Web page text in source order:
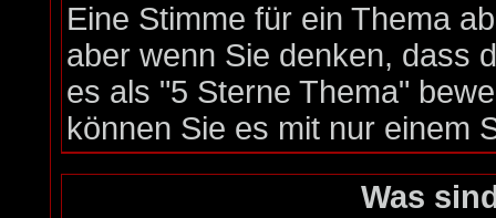
Eine Stimme für ein Thema
aber wenn Sie denken, dass
es als "5 Sterne Thema"
können Sie es mit nur einem
Was